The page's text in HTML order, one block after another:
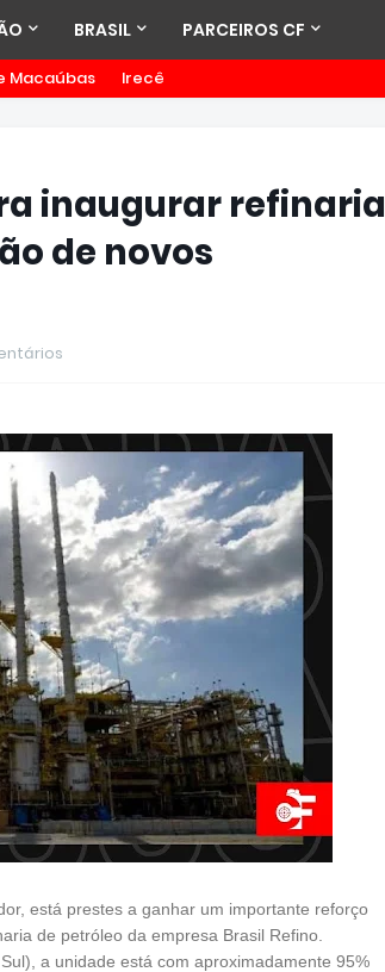
BRASIL PARCEIROS CF
Macaúbas Irecê
inaugurar refinaria
de novos
está prestes a ganhar um importante reforço
de petróleo da empresa Brasil Refino.
a unidade está com aproximadamente 95%